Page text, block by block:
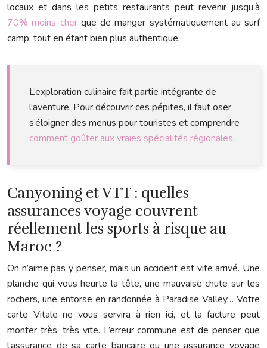
locaux et dans les petits restaurants peut revenir jusqu’à
70% moins cherque de manger systématiquement au surf
camp, tout en étant bien plus authentique.
L’exploration culinaire fait partie intégrante de
l’aventure. Pour découvrir ces pépites, il faut oser
s’éloigner des menus pour touristes et comprendre
comment goûter aux vraies spécialités régionales.
Canyoning et VTT : quelles
assurances voyage couvrent
réellement les sports à risque au
Maroc ?
On n’aime pas y penser, mais un accident est vite arrivé. Une
planche qui vous heurte la tête, une mauvaise chute sur les
rochers, une entorse en randonnée à Paradise Valley… Votre
carte Vitale ne vous servira à rien ici, et la facture peut
monter très, très vite. L’erreur commune est de penser que